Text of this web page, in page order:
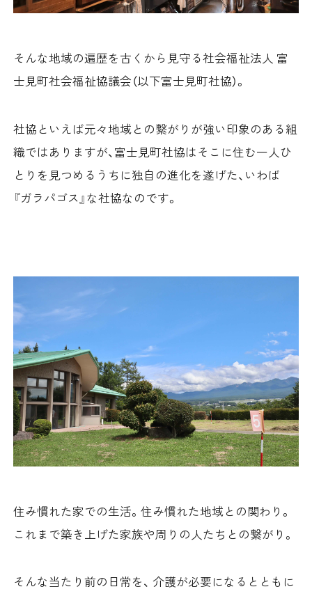
そんな地域の遍歴を古くから見守る社会福祉法人 富
士見町社会福祉協議会（以下富士見町社協）。
社協といえば元々地域との繋がりが強い印象のある組
織ではありますが、富士見町社協はそこに住む一人ひ
とりを見つめるうちに独自の進化を遂げた、いわば
『ガラパゴス』な社協なのです。
住み慣れた家での生活。住み慣れた地域との関わり。
これまで築き上げた家族や周りの人たちとの繋がり。
そんな当たり前の日常を、 介護が必要になるとともに